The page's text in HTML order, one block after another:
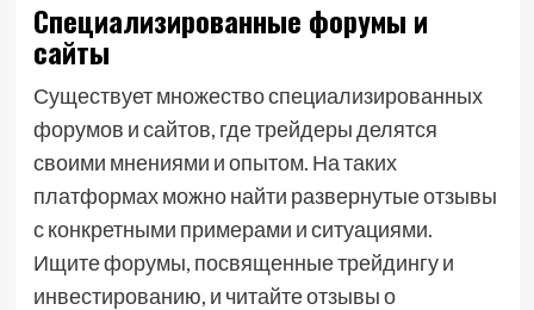
Специализированные форумы и
сайты
Существует множество специализированных
форумов и сайтов, где трейдеры делятся
своими мнениями и опытом. На таких
платформах можно найти развернутые отзывы
с конкретными примерами и ситуациями.
Ищите форумы, посвященные трейдингу и
инвестированию, и читайте отзывы о